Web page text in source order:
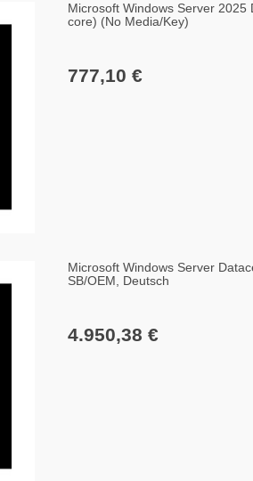
Microsoft Windows Server
core) (No Media/Key)
777,10 €
Microsoft Windows Server
SB/OEM, Deutsch
4.950,38 €